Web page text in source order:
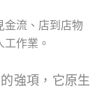
金流、店到店物
工作業。
的強項，它原生